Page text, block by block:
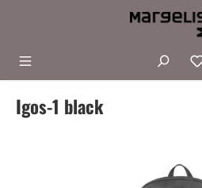
Zum Hauptinhalt springen
Igos-1 black